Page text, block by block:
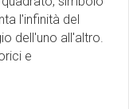
l'infinità del
dell'uno all'altro.
e